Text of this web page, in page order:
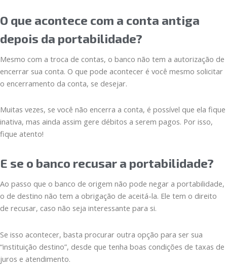
O que acontece com a conta antiga
depois da portabilidade?
Mesmo com a troca de contas, o banco não tem a autorização de
encerrar sua conta. O que pode acontecer é você mesmo solicitar
o encerramento da conta, se desejar.
Muitas vezes, se você não encerra a conta, é possível que ela fique
inativa, mas ainda assim gere débitos a serem pagos. Por isso,
fique atento!
E se o banco recusar a portabilidade?
Ao passo que o banco de origem não pode negar a portabilidade,
o de destino não tem a obrigação de aceitá-la. Ele tem o direito
de recusar, caso não seja interessante para si.
Se isso acontecer, basta procurar outra opção para ser sua
“instituição destino”, desde que tenha boas condições de taxas de
juros e atendimento.